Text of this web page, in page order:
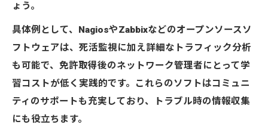
ょう。
具体例として、NagiosやZabbixなどのオープンソースソ
フトウェアは、死活監視に加え詳細なトラフィック分析
も可能で、免許取得後のネットワーク管理者にとって学
習コストが低く実践的です。これらのソフトはコミュニ
ティのサポートも充実しており、トラブル時の情報収集
にも役立ちます。